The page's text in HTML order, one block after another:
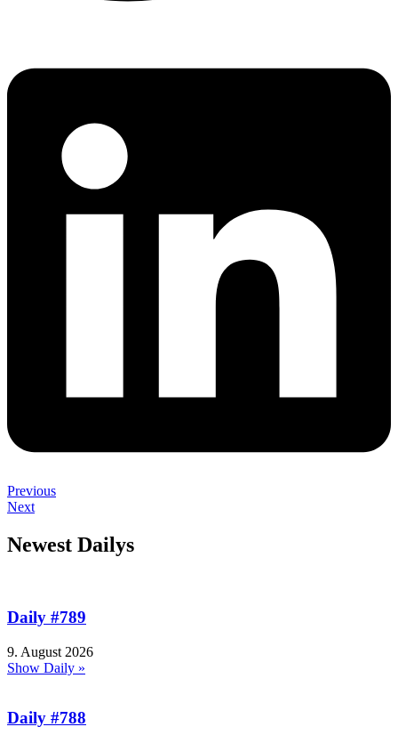
Previous
Next
Newest Dailys
Daily #789
9. August 2026
Show Daily »
Daily #788